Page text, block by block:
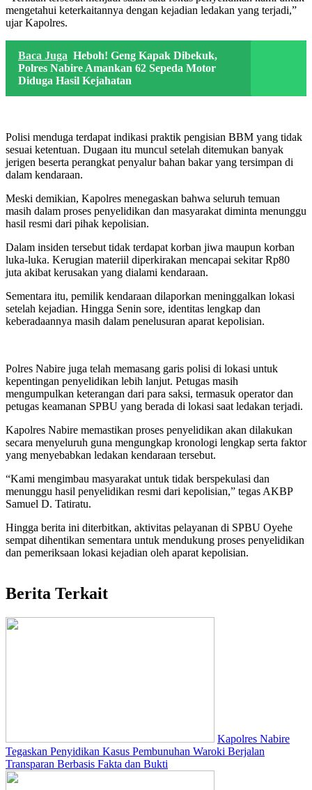
mengetahui keterkaitannya dengan kejadian ledakan yang terjadi,”
ujar Kapolres.
Baca Juga Heboh! Geng Kapak Dibekuk,
Polres Nabire Amankan 62 Sepeda Motor
Diduga Hasil Kejahatan
Polisi menduga terdapat indikasi praktik pengisian BBM yang tidak
sesuai ketentuan. Dugaan itu muncul setelah ditemukan banyak
jerigen beserta perangkat penyalur bahan bakar yang tersimpan di
dalam kendaraan.
Meski demikian, Kapolres menegaskan bahwa seluruh temuan
masih dalam proses penyelidikan dan masyarakat diminta menunggu
hasil resmi dari pihak kepolisian.
Dalam insiden tersebut tidak terdapat korban jiwa maupun korban
luka-luka. Kerugian materiil diperkirakan mencapai sekitar Rp80
juta akibat kerusakan yang dialami kendaraan.
Sementara itu, pemilik kendaraan dilaporkan meninggalkan lokasi
setelah kejadian. Hingga Senin sore, identitas lengkap dan
keberadaannya masih dalam penelusuran aparat kepolisian.
Polres Nabire juga telah memasang garis polisi di lokasi untuk
kepentingan penyelidikan lebih lanjut. Petugas masih
mengumpulkan keterangan dari para saksi, termasuk operator dan
petugas keamanan SPBU yang berada di lokasi saat ledakan terjadi.
Kapolres Nabire memastikan proses penyelidikan akan dilakukan
secara menyeluruh guna mengungkap kronologi lengkap serta faktor
yang menyebabkan ledakan kendaraan tersebut.
“Kami mengimbau masyarakat untuk tidak berspekulasi dan
menunggu hasil penyelidikan resmi dari kepolisian,” tegas AKBP
Samuel D. Tatiratu.
Hingga berita ini diterbitkan, aktivitas pelayanan di SPBU Oyehe
sempat dihentikan sementara untuk mendukung proses penyelidikan
dan pemeriksaan lokasi kejadian oleh aparat kepolisian.
Berita Terkait
Kapolres Nabire
Tegaskan Penyidikan Kasus Pembunuhan Waroki Berjalan
Transparan Berbasis Fakta dan Bukti